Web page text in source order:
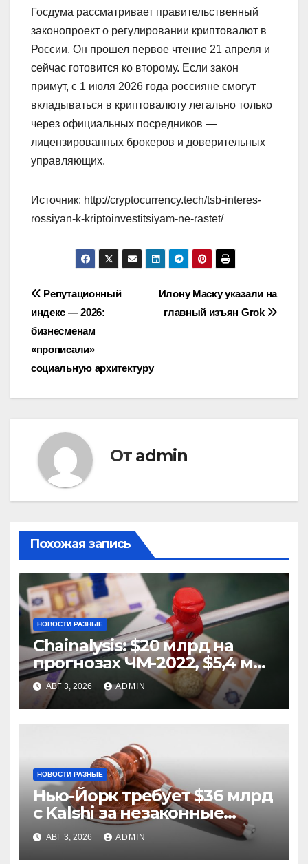
Госдума рассматривает правительственный
законопроект о регулировании криптовалют в
России. Он прошел первое чтение 21 апреля и
сейчас готовится ко второму. Если закон
примут, с 1 июля 2026 года россияне смогут
вкладываться в криптовалюту легально только
через официальных посредников —
лицензированных брокеров и доверительных
управляющих.
Источник: http://cryptocurrency.tech/tsb-interes-
rossiyan-k-kriptoinvestitsiyam-ne-rastet/
Навигация
по
записям
Илону Маску указали на
главный изъян Grok
Репутационный
индекс — 2026:
бизнесменам
«прописали»
социальную архитектуру
От admin
Похожая запись
НОВОСТИ РАЗНЫЕ
Chainalysis: $20 млрд на
прогнозах ЧМ-2022, $5,4 млн
из них незаконные
АВГ 3, 2026 ADMIN
НОВОСТИ РАЗНЫЕ
Нью-Йорк требует $36 млрд
с Kalshi за незаконные
ставки
АВГ 3, 2026 ADMIN